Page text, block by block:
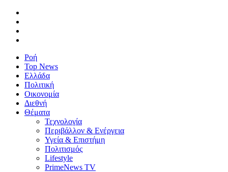
Ροή
Top News
Ελλάδα
Πολιτική
Οικονομία
Διεθνή
Θέματα
Τεχνολογία
Περιβάλλον & Ενέργεια
Υγεία & Επιστήμη
Πολιτισμός
Lifestyle
PrimeNews TV